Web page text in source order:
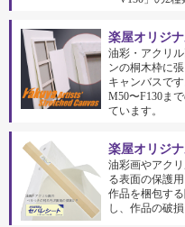
楽屋オリジ
油彩・アクリ
ンの桐木枠に
キャンバスです
M50〜F130ま
ています。
楽屋オリジ
油彩画やアク
る表面の保護用
作品を梱包す
し、作品の破損